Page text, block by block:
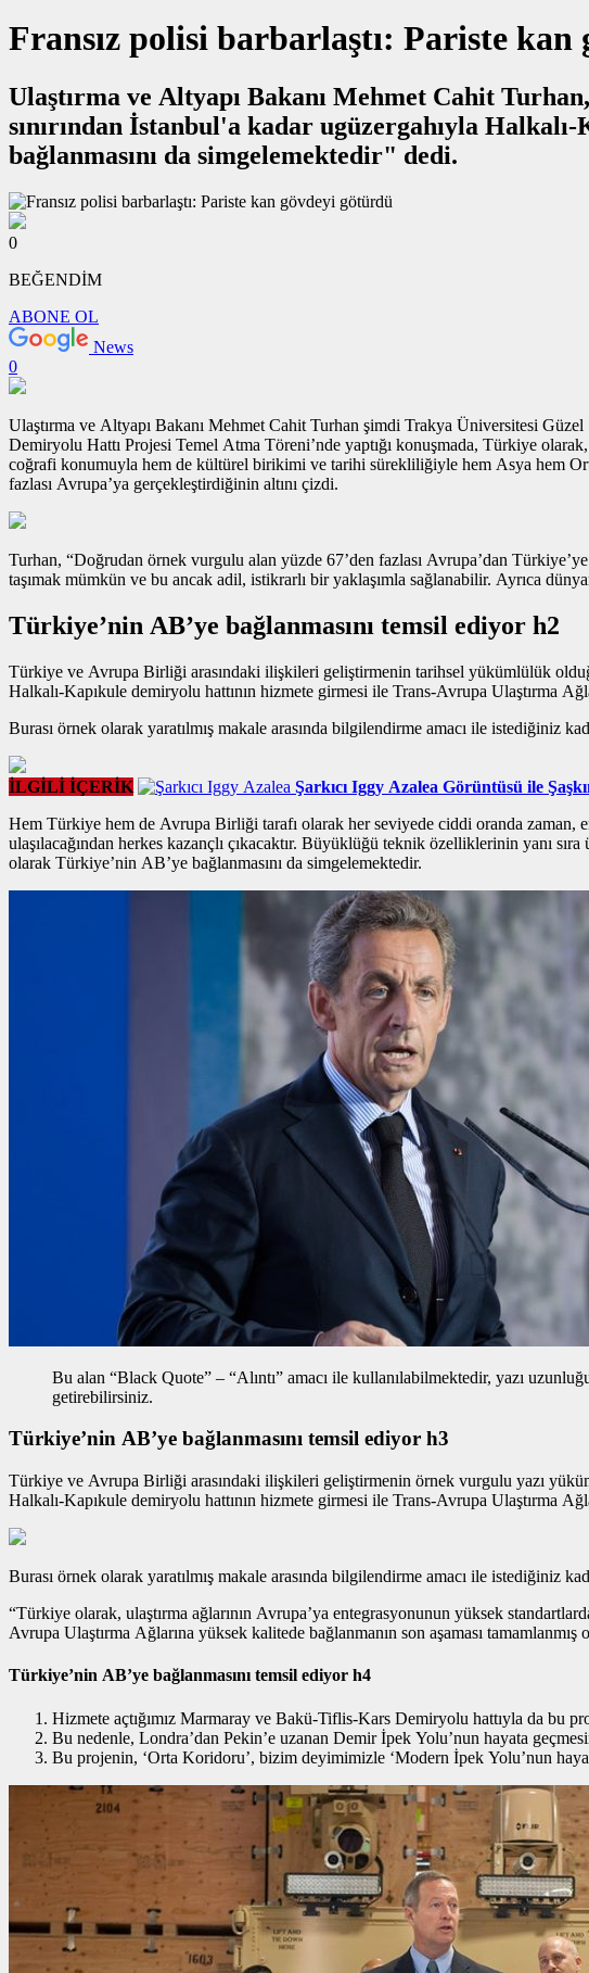
Fransız polisi barbarlaştı: Pariste
Ulaştırma ve Altyapı Bakanı Mehmet Cahit
sınırından İstanbul'a kadar ugüzergahıyla Halkalı-Kapıkule Demiryolu Hattı Projesi coğrafi olarak Türkiye’nin AB’ye
bağlanmasını da simgelemektedir" dedi.
0
BEĞENDİM
ABONE OL
News
0
Ulaştırma ve Altyapı Bakanı Mehmet Cahit Turhan şimdi Trakya Üniversitesi
Demiryolu Hattı Projesi Temel Atma Töreni’nde yaptığı konuşmada, Türkiye
coğrafi konumuyla hem de kültürel birikimi ve tarihi sürekliliğiyle hem Asya hem
fazlası Avrupa’ya gerçekleştirdiğinin altını çizdi.
Turhan, “Doğrudan örnek vurgulu alan yüzde 67’den fazlası Avrupa’dan
taşımak mümkün ve bu ancak adil, istikrarlı bir yaklaşımla sağlanabilir. Ayrıca
Türkiye’nin AB’ye bağlanmasını temsil ediyor h2
Türkiye ve Avrupa Birliği arasındaki ilişkileri geliştirmenin tarihsel yükümlülük
Halkalı-Kapıkule demiryolu hattının hizmete girmesi ile Trans-Avrupa Ulaştırma
Burası örnek olarak yaratılmış makale arasında bilgilendirme amacı ile istediğiniz
İLGİLİ İÇERİK Şarkıcı Iggy Azalea Görüntüsü ile
Hem Türkiye hem de Avrupa Birliği tarafı olarak her seviyede ciddi oranda zaman,
ulaşılacağından herkes kazançlı çıkacaktır. Büyüklüğü teknik özelliklerinin yanı
olarak Türkiye’nin AB’ye bağlanmasını da simgelemektedir.
Bu alan “Black Quote” – “Alıntı” amacı ile kullanılabilmektedir, yazı
getirebilirsiniz.
Türkiye’nin AB’ye bağlanmasını temsil ediyor h3
Türkiye ve Avrupa Birliği arasındaki ilişkileri geliştirmenin örnek vurgulu yazı
Halkalı-Kapıkule demiryolu hattının hizmete girmesi ile Trans-Avrupa Ulaştırma
Burası örnek olarak yaratılmış makale arasında bilgilendirme amacı ile istediğiniz
“Türkiye olarak, ulaştırma ağlarının Avrupa’ya entegrasyonunun yüksek
Avrupa Ulaştırma Ağlarına yüksek kalitede bağlanmanın son aşaması tamamlanmış
Türkiye’nin AB’ye bağlanmasını temsil ediyor h4
Hizmete açtığımız Marmaray ve Bakü-Tiflis-Kars Demiryolu hattıyla da bu
Bu nedenle, Londra’dan Pekin’e uzanan Demir İpek Yolu’nun hayata
Bu projenin, ‘Orta Koridoru’, bizim deyimimizle ‘Modern İpek Yolu’nun